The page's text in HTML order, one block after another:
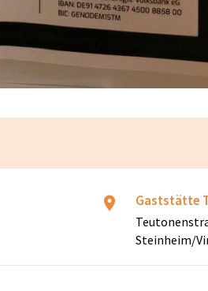
Gaststätte
Steinheim/